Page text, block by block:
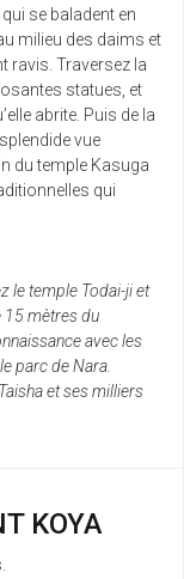
se baladent en
milieu des daims et
ravis. Traversez la
statues, et
abrite. Puis de la
vue
du temple Kasuga
qui
le temple Todai-ji et
15 mètres du
avec les
parc de Nara.
et ses milliers
KOYA